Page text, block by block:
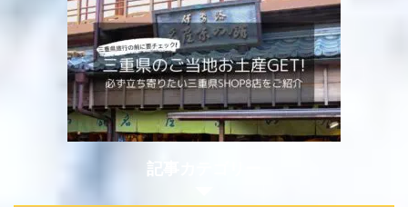
輪桜だけじゃなく、横輪町に
広がる昔ながら ...
なってサンアリーナへ向かう
入り ...
記事カテゴリー